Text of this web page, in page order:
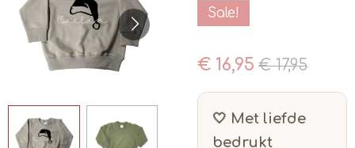
Sale!
€ 16,95 € 17,95
🤍 Met liefde
bedrukt